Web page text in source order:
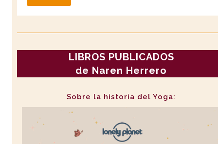
LIBROS PUBLICADOS
de Naren Herrero
Sobre la historia del Yoga: